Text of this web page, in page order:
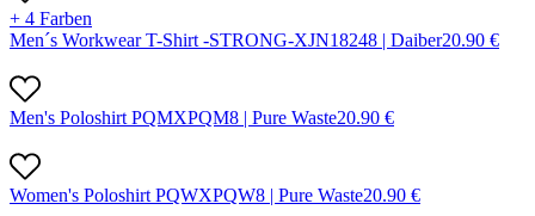
+ 4 Farben
Men´s Workwear T-Shirt -STRONG-XJN18248 | Daiber20.90 €
Men's Poloshirt PQMXPQM8 | Pure Waste20.90 €
Women's Poloshirt PQWXPQW8 | Pure Waste20.90 €